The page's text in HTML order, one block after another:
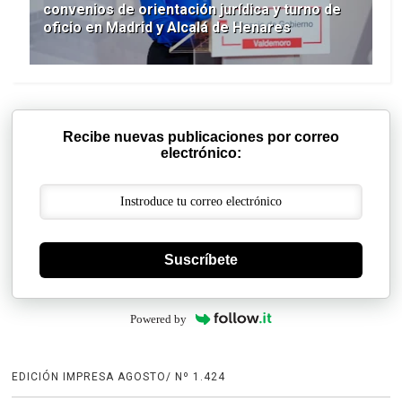
convenios de orientación jurídica y turno de
oficio en Madrid y Alcalá de Henares
Recibe nuevas publicaciones por correo
electrónico:
Suscríbete
Powered by
EDICIÓN IMPRESA AGOSTO/ Nº 1.424